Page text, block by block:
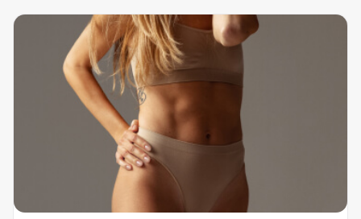
Contrata a través de Clinicasesteticas.com.co y aprovecha en exclusiva de
un 20% de descuento. ¡No puedes desaprovechar esta oportunidad! Haz clic
en Solicitar Promoción y envía tus datos para beneficiarte del 20% de
descuento. ¿A qué estás esperando? ¡Contáctanos ya!